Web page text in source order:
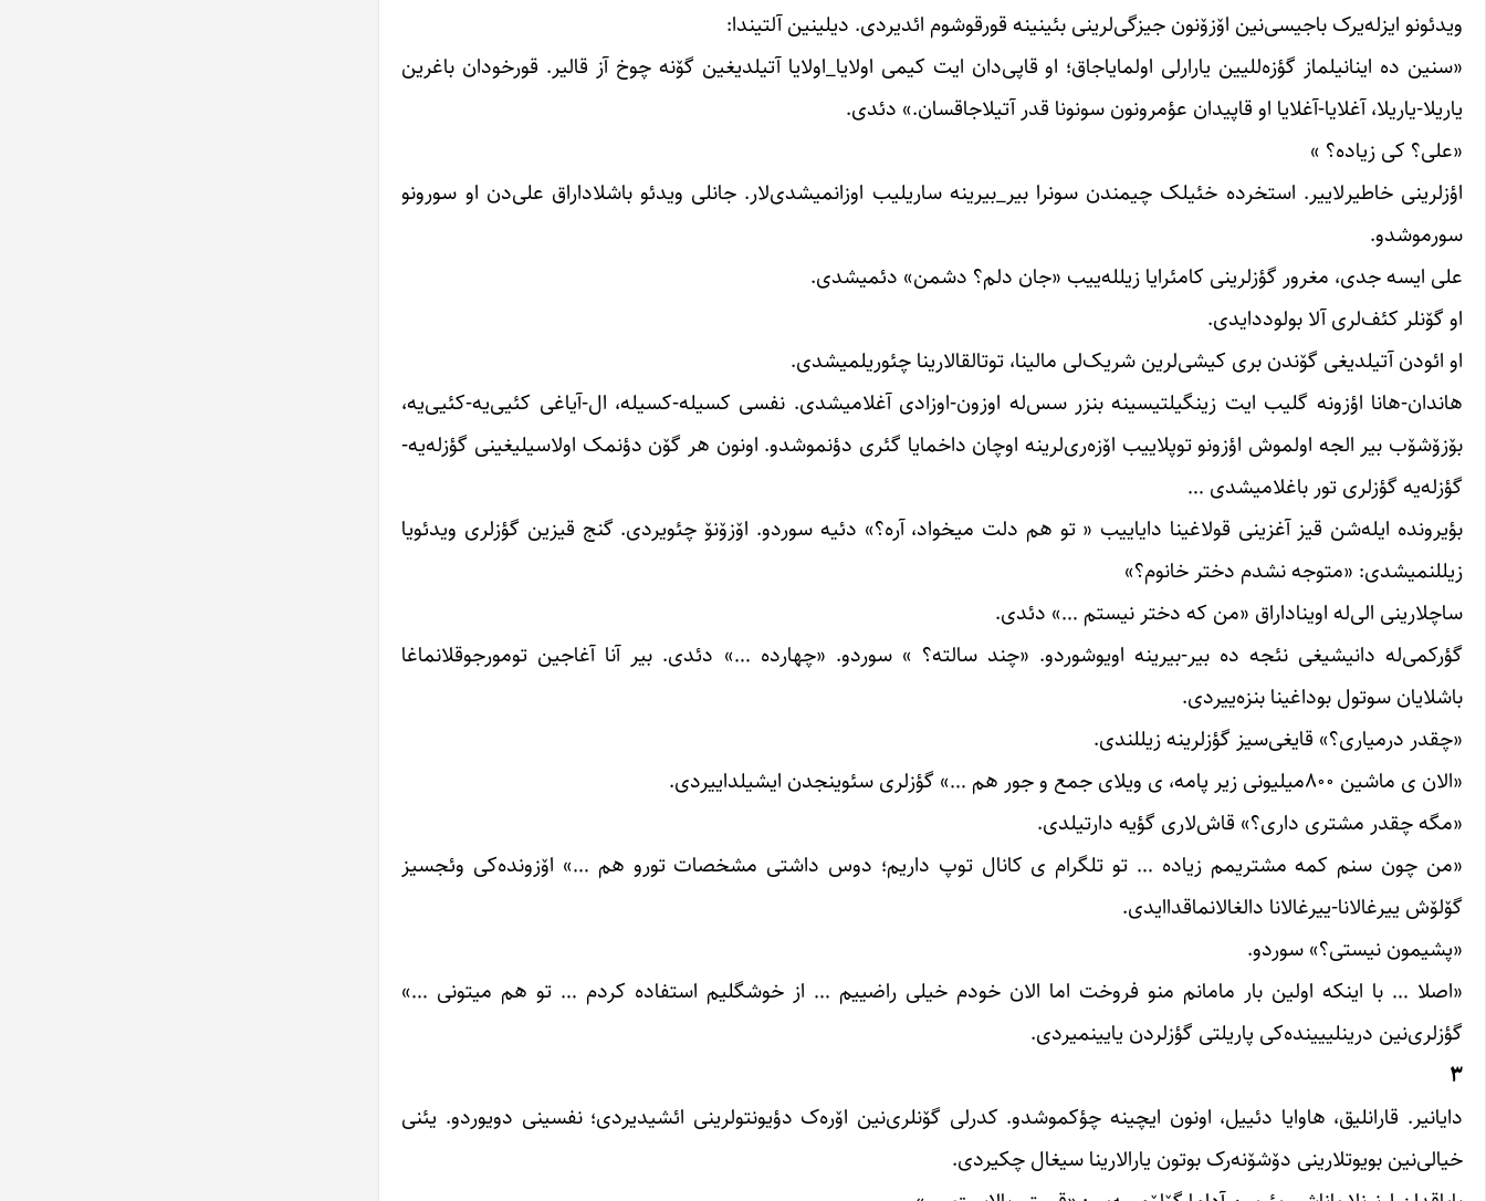
ویدئونو ایزله‌یرک باجیسی‌نین اۆزۆنون جیزگی‌لرینی بئینینه قورقوشوم ائدیردی. دیلینین آلتیندا:
«سنین ده اینانیلماز گؤزه‌للیین یارارلی اولمایاجاق؛ او قاپی‌دان ایت کیمی اولایا_اولایا آتیلدیغین گۆنه چوخ آز قالیر. قورخودان باغرین
یاریلا-یاریلا، آغلایا-آغلایا او قاپیدان عؤمرونون سونونا قدر آتیلاجاقسان.» دئدی.
«علی؟ کی زیاده؟ »
اؤزلر‌ینی خاطیرلاییر. استخرده خئیلک چیمندن سونرا بیر_بیرینه ساریلیب اوزانمیشدی‌لار. جانلی ویدئو باشلاداراق علی‌دن او سورونو
سورموشدو.
علی ایسه جدی، مغرور گؤزلرینی کامئرایا زیلله‌ییب «جان دلم؟ دشمن» دئمیشدی.
او گۆنلر کئف‌لری آلا بولوددایدی.
او ائودن آتیلدیغی گۆندن بری کیشی‌لرین شریک‌لی مالینا، توتالقالارینا چئوریلمیشدی.
هاندان-هانا اؤزونه گلیب ایت زینگیلتیسینه بنزر سس‌له اوزون-اوزادی آغلامیشدی. نفسی کسیله-کسیله، ال-آیاغی کئیی‌یه-کئیی‌یه،
بۆزۆشۆب بیر الجه اولموش اؤزونو توپلاییب اۆزه‌ری‌لرینه اوچان داخمایا گئری دؤنموشدو. اونون هر گۆن دؤنمک اولاسیلیغینی گؤزله‌یه-
گؤزله‌یه گؤزلری تور باغلامیشدی …
بؤیرونده‌ ایله‌شن قیز آغزینی قولاغینا دایاییب « تو هم دلت میخواد، آره؟» دئیه سوردو. اۆزۆنۆ چئویردی. گنج قیزین گؤزلری‌ ویدئویا
زیللنمیشدی: «متوجه نشدم دختر خانوم؟»
ساچلارینی الی‌له اویناداراق «من که دختر نیستم …» دئدی.
گؤرکمی‌له دانیشیغی نئجه ده بیر-بیرینه اویوشوردو. «چند سالته؟ » سوردو. «چهارده ‌…» دئدی. بیر آنا آغاجین تومورجوقلانماغا
باشلایان سوتول بوداغینا بنزه‌ییردی.
«چقدر درمیاری؟» قایغی‌سیز گؤزلرینه زیللندی.
«الان ی ماشین ۸۰۰میلیونی زیر پامه، ی ویلای جمع و جور هم …» گؤزلری سئوینجدن ایشیلداییردی.
«مگه چقدر مشتری داری؟» قاش‌‌لاری گؤیه دارتیلدی.
«من چون سنم کمه مشتریمم زیاده … تو تلگرام ی کانال توپ داریم؛ دوس داشتی مشخصات تورو هم …» اۆزونده‌کی وئجسیز
گۆلۆش ییرغالانا-ییرغالانا دالغالانماقداایدی.
«پشیمون نیستی؟» سوردو.
«اصلا … با اینکه اولین بار مامانم منو فروخت اما الان خودم خیلی راضییم … از خوشگلیم استفاده کردم … تو هم میتونی …»
گؤزلری‌نین درینلییینده‌کی پاریلتی گؤزلردن یایینمیردی.
۳
دایانیر. قارانلیق، هاوایا دئییل، اونون ایچینه چؤکموشدو. کدرلی گۆنلری‌نین اۆره‌ک دؤیونتولرینی ائشیدیردی؛ نفسینی دویوردو. یئنی
خیالی‌نین بویوتلارینی دۆشۆنه‌رک بوتون یارالارینا سیغال چکیردی.